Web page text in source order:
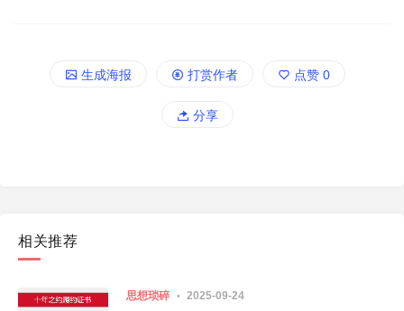
生成海报 打赏作者 点赞 0
分享
相关推荐
思想琐碎 2025-09-24